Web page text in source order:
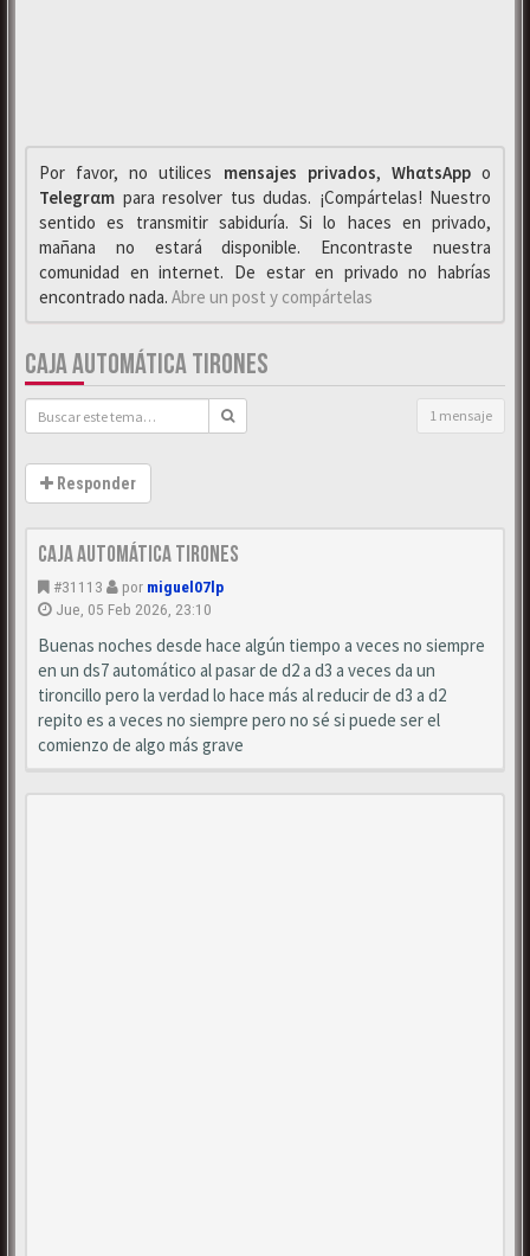
Por favor, no utilices mensajes privados, WhαtsAppo
Telegrαm para resolver tus dudas. ¡Compártelas! Nuestro
sentido es transmitir sabiduría. Si lo haces en privado,
mañana no estará disponible. Encontraste nuestra
comunidad en internet. De estar en privado no habrías
encontrado nada. Abre un post y compártelas
CAJA AUTOMÁTICA TIRONES
1 mensaje
Responder
Caja automática tirones
#31113 por miguel07lp
Jue, 05 Feb 2026, 23:10
Buenas noches desde hace algún tiempo a veces no siempre
en un ds7 automático al pasar de d2 a d3 a veces da un
tironcillo pero la verdad lo hace más al reducir de d3 a d2
repito es a veces no siempre pero no sé si puede ser el
comienzo de algo más grave